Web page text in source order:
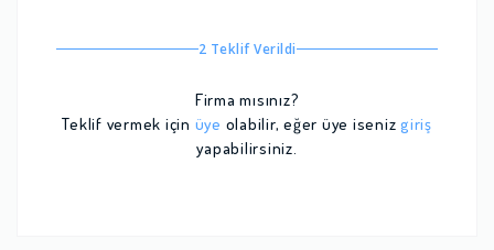
2 Teklif Verildi
Firma mısınız?
Teklif vermek için üye olabilir, eğer üye iseniz giriş
yapabilirsiniz.